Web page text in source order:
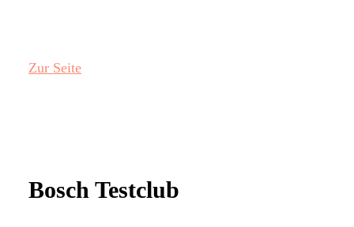
Zur Seite
Bosch Testclub